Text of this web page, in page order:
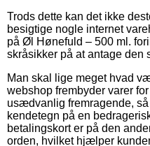
Trods dette kan det ikke
besigtige nogle internet
på Øl Hønefuld – 500 ml.
skråsikker på at antage den
Man skal lige meget hvad
webshop frembyder varer
usædvanlig fremragende,
kendetegn på en
betalingskort er på den
orden, hvilket hjælper